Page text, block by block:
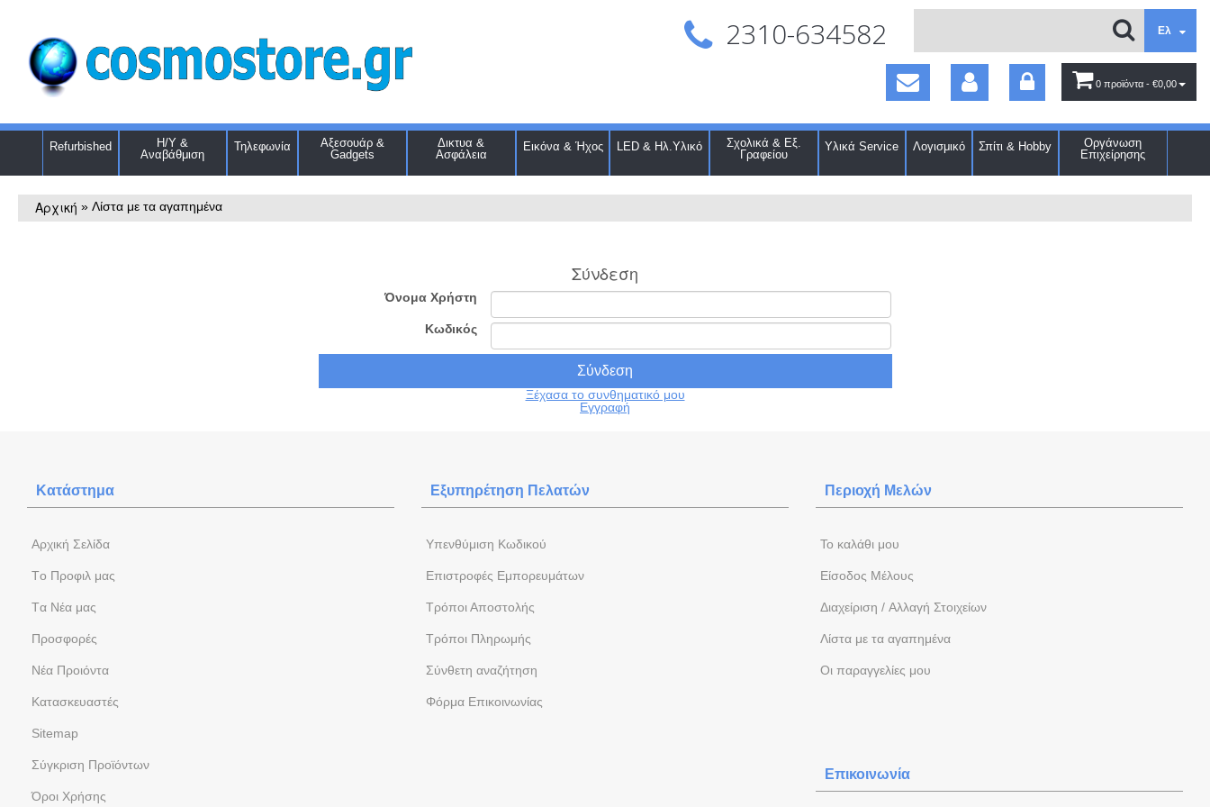
Ελ
2310-634582
0 προϊόντα - €0,00
Refurbished
Η/Υ &
Αναβάθμιση
Τηλεφωνία
Αξεσουάρ &
Gadgets
Δικτυα &
Ασφάλεια
Εικόνα & Ήχος LED & Ηλ.Υλικό
Σχολικά & Εξ.
Γραφείου
Υλικά Service Λογισμικό Σπίτι & Hobby
Οργάνωση
Επιχείρησης
Αρχική » Λίστα με τα αγαπημένα
Σύνδεση
Όνομα Χρήστη
Κωδικός
Ξέχασα το συνθηματικό μου
Εγγραφή
Κατάστημα
Aρχική Σελίδα
Tο Προφιλ μας
Tα Νέα μας
Προσφορές
Νέα Προιόντα
Kατασκευαστές
Sitemap
Σύγκριση Προϊόντων
Όροι Χρήσης
Εξυπηρέτηση Πελατών
Yπενθύμιση Κωδικού
Επιστροφές Εμπορευμάτων
Τρόποι Αποστολής
Τρόποι Πληρωμής
Σύνθετη αναζήτηση
Φόρμα Eπικοινωνίας
Περιοχή Mελών
To καλάθι μου
Eίσοδος Μέλους
Διαχείριση / Aλλαγή Στοιχείων
Λίστα με τα αγαπημένα
Oι παραγγελίες μου
Επικοινωνία